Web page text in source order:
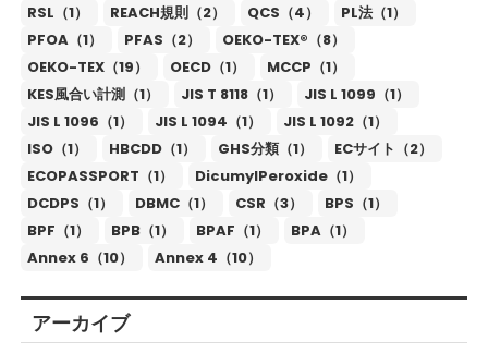
RSL（1）
REACH規則（2） QCS（4）
PL法（1）
PFOA（1）
PFAS（2）
OEKO-TEX®（8）
OEKO-TEX（19）
OECD（1）
MCCP（1）
KES風合い計測（1）
JIS T 8118（1）
JIS L 1099（1）
JIS L 1096（1）
JIS L 1094（1）
JIS L 1092（1）
ISO（1）
HBCDD（1） GHS分類（1）
ECサイト（2）
ECOPASSPORT（1）
DicumylPeroxide（1）
DCDPS（1）
DBMC（1） CSR（3）
BPS（1）
BPF（1）
BPB（1） BPAF（1）
BPA（1）
Annex 6（10）
Annex 4（10）
アーカイブ